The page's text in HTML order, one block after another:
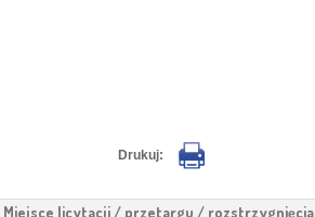
Drukuj:
Miejsce licytacji / przetargu /